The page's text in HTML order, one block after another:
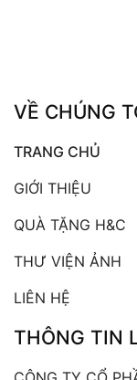
VỀ CHÚNG
TRANG CHỦ
GIỚI THIỆU
QUÀ TẶNG H&C
THƯ VIỆN ẢNH
LIÊN HỆ
THÔNG TIN